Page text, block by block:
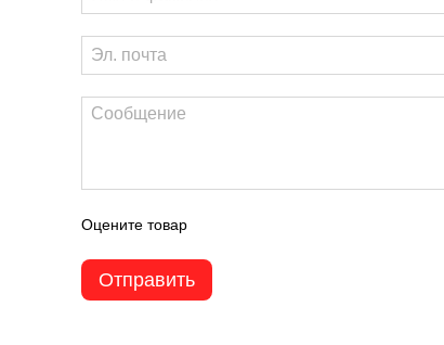
Оцените товар
Отправить